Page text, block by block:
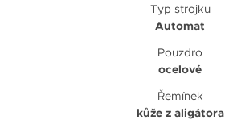
Typ strojku
Automat
Pouzdro
ocelové
Řemínek
kůže z aligátora